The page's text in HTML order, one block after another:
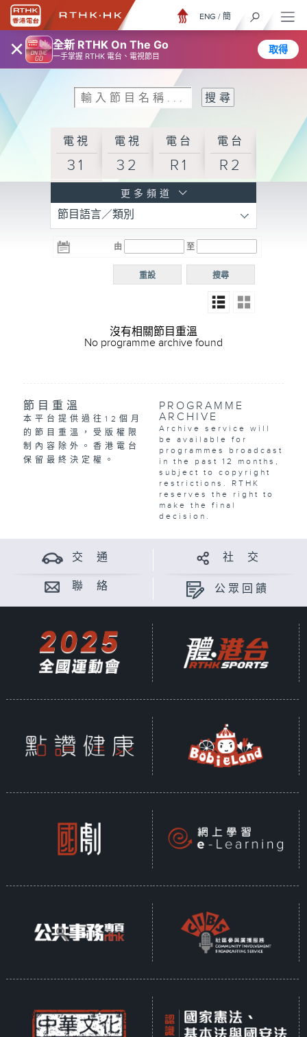
× 全新 RTHK On The Go
一手掌握 RTHK 電台、電視節目
取得
ENG / 簡
電視
31
電視
32
電台
R1
電台
R2
R3
電台 電台
R5
電台
普通
更多頻道
節目語言／類別
由 至
搜尋
重設
沒有相關節目重溫
No programme archive found
節目重溫
本平台提供過往12個月
的節目重溫，受版權限
制內容除外。香港電台
保留最終決定權。
PROGRAMME
ARCHIVE
Archive service will
be available for
programmes broadcast
in the past 12 months,
subject to copyright
restrictions. RTHK
reserves the right to
make the final
decision.
交 通 社 交
聯 絡 公眾回饋